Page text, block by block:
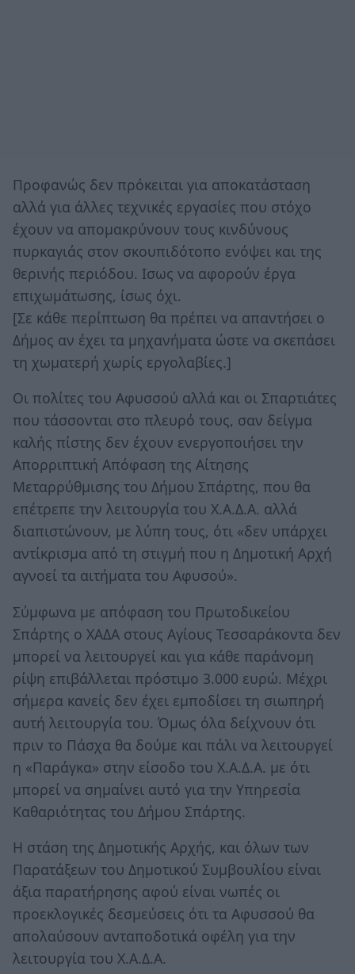
Προφανώς δεν πρόκειται για αποκατάσταση
αλλά για άλλες τεχνικές εργασίες που στόχο
έχουν να απομακρύνουν τους κινδύνους
πυρκαγιάς στον σκουπιδότοπο ενόψει και της
θερινής περιόδου. Ισως να αφορούν έργα
επιχωμάτωσης, ίσως όχι.
[Σε κάθε περίπτωση θα πρέπει να απαντήσει ο
Δήμος αν έχει τα μηχανήματα ώστε να σκεπάσει
τη χωματερή χωρίς εργολαβίες.]
Οι πολίτες του Αφυσσού αλλά και οι Σπαρτιάτες
που τάσσονται στο πλευρό τους, σαν δείγμα
καλής πίστης δεν έχουν ενεργοποιήσει την
Απορριπτική Απόφαση της Αίτησης
Μεταρρύθμισης του Δήμου Σπάρτης, που θα
επέτρεπε την λειτουργία του Χ.Α.Δ.Α. αλλά
διαπιστώνουν, με λύπη τους, ότι «δεν υπάρχει
αντίκρισμα από τη στιγμή που η Δημοτική Αρχή
αγνοεί τα αιτήματα του Αφυσού».
Σύμφωνα με απόφαση του Πρωτοδικείου
Σπάρτης ο ΧΑΔΑ στους Αγίους Τεσσαράκοντα δεν
μπορεί να λειτουργεί και για κάθε παράνομη
ρίψη επιβάλλεται πρόστιμο 3.000 ευρώ. Μέχρι
σήμερα κανείς δεν έχει εμποδίσει τη σιωπηρή
αυτή λειτουργία του. Όμως όλα δείχνουν ότι
πριν το Πάσχα θα δούμε και πάλι να λειτουργεί
η «Παράγκα» στην είσοδο του Χ.Α.Δ.Α. με ότι
μπορεί να σημαίνει αυτό για την Υπηρεσία
Καθαριότητας του Δήμου Σπάρτης.
Η στάση της Δημοτικής Αρχής, και όλων των
Παρατάξεων του Δημοτικού Συμβουλίου είναι
άξια παρατήρησης αφού είναι νωπές οι
προεκλογικές δεσμεύσεις ότι τα Αφυσσού θα
απολαύσουν ανταποδοτικά οφέλη για την
λειτουργία του Χ.Α.Δ.Α.